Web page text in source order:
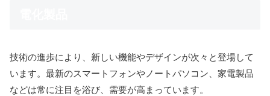
技術の進歩により、新しい機能やデザインが次々と登場して
います。最新のスマートフォンやノートパソコン、家電製品
などは常に注目を浴び、需要が高まっています。